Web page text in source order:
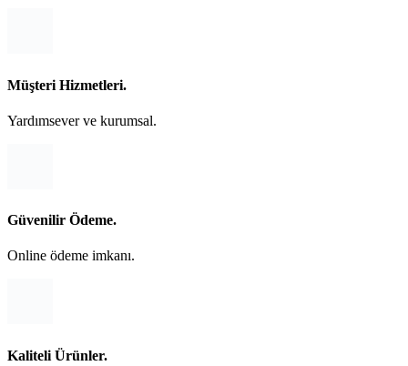
Müşteri Hizmetleri.
Yardımsever ve kurumsal.
Güvenilir Ödeme.
Online ödeme imkanı.
Kaliteli Ürünler.